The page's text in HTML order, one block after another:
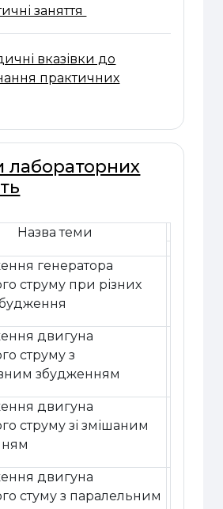
заняття
вказівки до
практичних
лабораторних
Назва теми
генератора
струму при різних
двигуна
струму з
збудженням
двигуна
струму зі змішаним
двигуна
стуму з паралельним